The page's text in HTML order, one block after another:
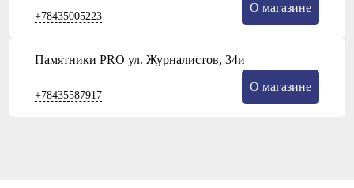
+78435005223
О магазине
Памятники PRO ул. Журналистов, 34и
+78435587917
О магазине